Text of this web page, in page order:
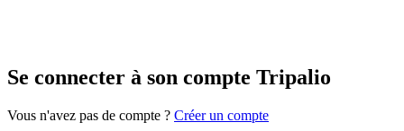
Se connecter à son compte Tripalio
Vous n'avez pas de compte ? Créer un compte